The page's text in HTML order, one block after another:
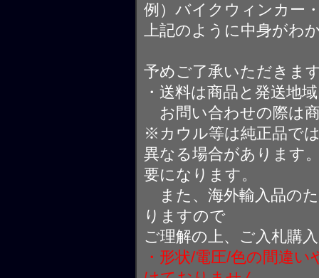
例）バイクウィンカー
上記のように中身がわ
予めご了承いただきま
・送料は商品と発送地
お問い合わせの際は
※カウル等は純正品で
異なる場合があります
要になります。
また、海外輸入品の
りますので
ご理解の上、ご入札購
・形状/電圧/色の間違